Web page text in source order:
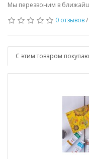
Мы перезвоним в
0 отзывов/
С этим товаром